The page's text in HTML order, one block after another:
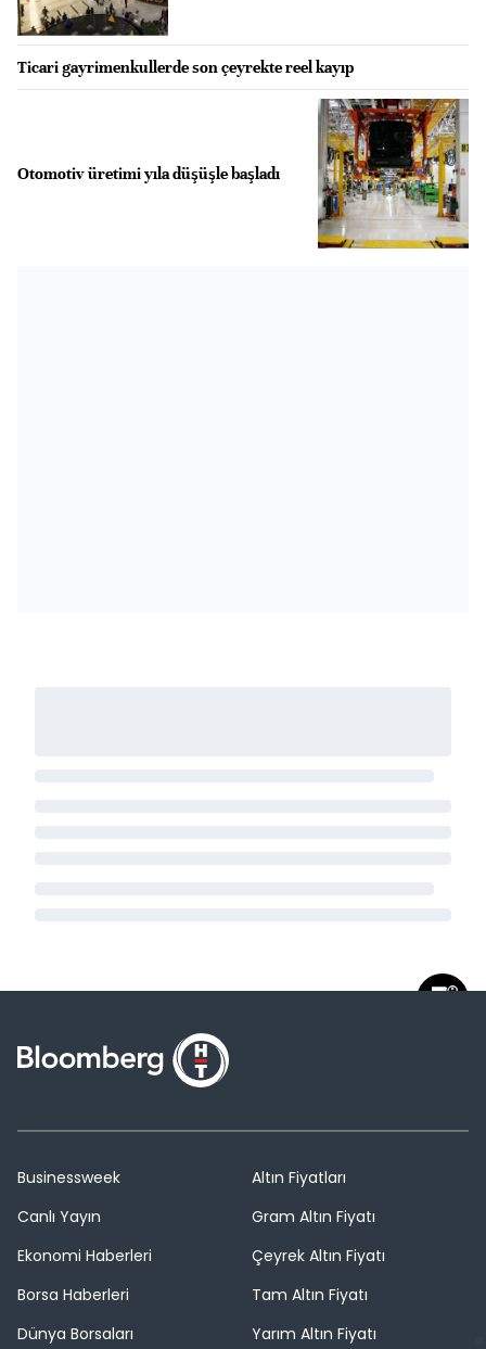
Ticari gayrimenkullerde son çeyrekte reel kayıp
Otomotiv üretimi yıla düşüşle başladı
Businessweek
Canlı Yayın
Ekonomi Haberleri
Borsa Haberleri
Dünya Borsaları
Altın Fiyatları
Gram Altın Fiyatı
Çeyrek Altın Fiyatı
Tam Altın Fiyatı
Yarım Altın Fiyatı